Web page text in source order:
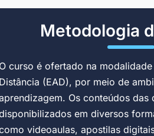
Metodologia
O curso é ofertado na
Distância (EAD), por meio de
Os conteúdos das
em diversos
videoaulas, apostilas